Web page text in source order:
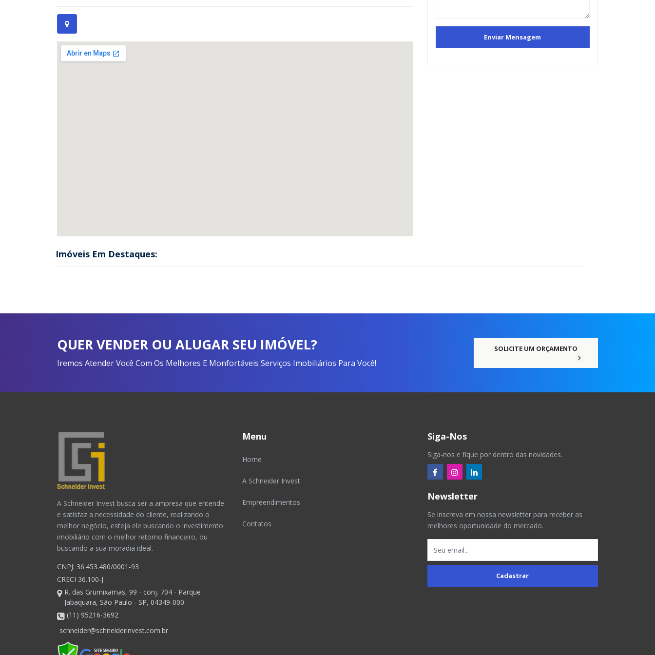
Imóveis Em Destaques:
QUER VENDER OU ALUGAR SEU IMÓVEL?
Iremos Atender Você Com Os Melhores E Monfortáveis Serviços Imobiliários Para Você!
SOLICITE UM ORÇAMENTO
A Schneider Invest busca ser a ampresa que entende
e satisfaz a necessidade do cliente, realizando o
melhor negócio, esteja ele buscando o investimento
imobiliário com o melhor retorno financeiro, ou
buscando a sua moradia ideal.
CNPJ: 36.453.480/0001-93
CRECI 36.100-J
R. das Grumixamas, 99 - conj. 704 - Parque
Jabaquara, São Paulo - SP, 04349-000
(11) 95216-3692
schneider@schneiderinvest.com.br
Menu
Home
A Schneider Invest
Empreendimentos
Contatos
Siga-Nos
Siga-nos e fique por dentro das novidades.
Newsletter
Se inscreva em nossa newsletter para receber as
melhores oportunidade do mercado.
Cadastrar